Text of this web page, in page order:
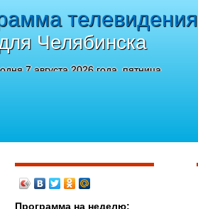
телевидения
Челябинска
7 августа 2026 года, пятница
Программа на неделю: